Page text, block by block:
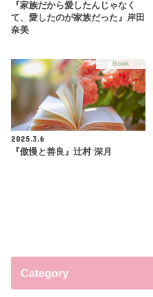
『家族だから愛したんじゃなく
て、愛したのが家族だった』岸田
奈美
Book
2025.3.6
『傲慢と善良』辻村 深月
Category